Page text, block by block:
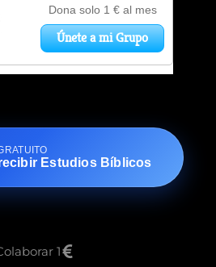
Estudios Bíblicos
1